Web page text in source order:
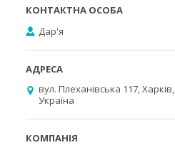
Дар'я
вул. Плеханівська 117, Харків,
Україна